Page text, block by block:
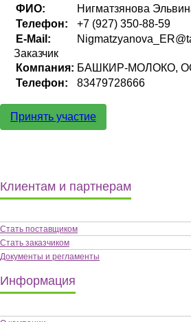
ФИО:
Нигматзянова
Телефон:
+7 (927) 350-88-59
E-Mail:
Заказчик
Компания: БАШКИР-МОЛОКО,
Телефон:
83479728666
Принять участие
Клиентам и партнерам
Стать поставщиком
Стать заказчиком
Документы и регламенты
Информация